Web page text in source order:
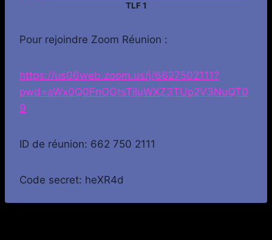
TLF 1
Pour rejoindre Zoom Réunion :
https://us06web.zoom.us/j/6627502111?
pwd=aWx0Q0FnOGtsTjluWXZ3TUp2V3NuQT0
9
ID de réunion: 662 750 2111
Code secret: heXR4d